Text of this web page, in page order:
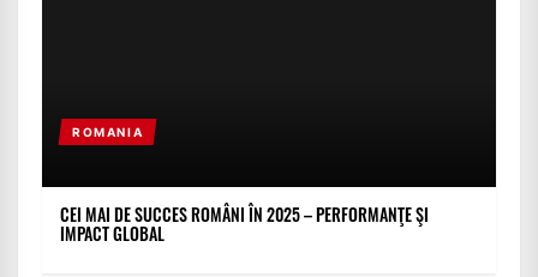
ROMANIA
CEI MAI DE SUCCES ROMÂNI ÎN 2025 – PERFORMANŢE ŞI
IMPACT GLOBAL